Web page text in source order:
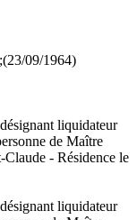
09/1964)
liquidateur
de Maître
- Résidence le
liquidateur